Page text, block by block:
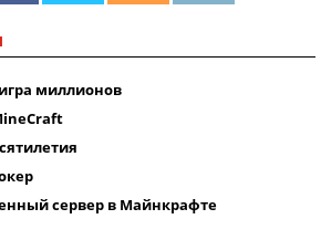
миллионов
сервер в Майнкрафте